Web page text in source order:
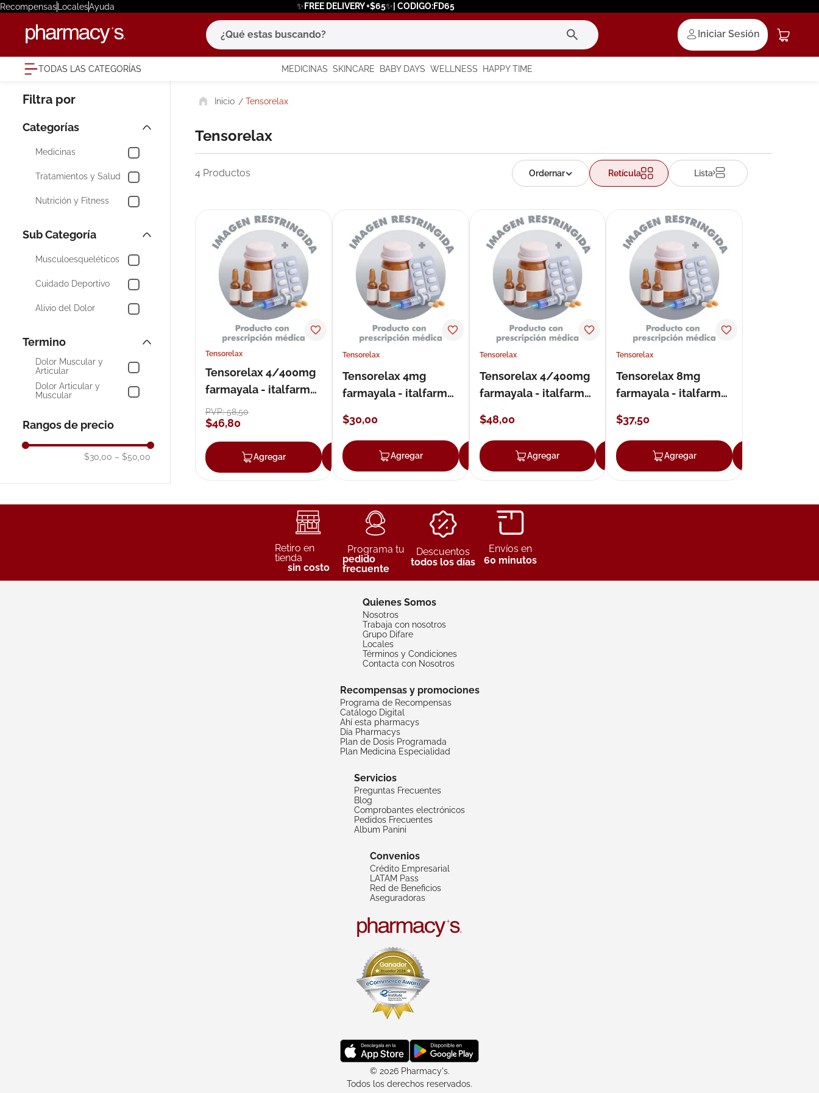
RecompensasLocalesAyuda ✨FREE DELIVERY +$65✨| CODIGO:FD65
¿Qué estas buscando?
Iniciar Sesión
TODAS LAS CATEGORÍAS MEDICINAS SKINCARE BABY DAYS WELLNESS HAPPY TIME
Medicinas
Tratamientos y Salud
Nutrición y Fitness
Musculoesqueléticos
Cuidado Deportivo
Alivio del Dolor
Dolor Muscular y
Articular
Dolor Articular y
Muscular
Rangos de precio
$30,00 – $50,00
Tensorelax
Tensorelax
4 Productos Retícula Lista
Tensorelax
Tensorelax 4/400mg
farmayala - italfarma
sobres forte
PVP:58,50
$46,80
Agregar Agregar
Tensorelax
Tensorelax 4mg
farmayala - italfarma
$30,00
Agregar Agregar
Tensorelax
Tensorelax 4/400mg
farmayala - italfarma
forte
$48,00
Agregar Agregar
Tensorelax
Tensorelax 8mg
farmayala - italfarma
$37,50
Agregar
Retiro en
tienda
sin costo
Programa tu
pedido
frecuente
Descuentos
todos los días
Envíos en
60 minutos
Quienes Somos
Nosotros
Trabaja con nosotros
Grupo Difare
Locales
Términos y Condiciones
Contacta con Nosotros
Recompensas y promociones
Programa de Recompensas
Catálogo Digital
Ahí esta pharmacys
Día Pharmacys
Plan de Dosis Programada
Plan Medicina Especialidad
Servicios
Preguntas Frecuentes
Blog
Comprobantes electrónicos
Pedidos Frecuentes
Album Panini
Convenios
Crédito Empresarial
LATAM Pass
Red de Beneficios
Aseguradoras
© 2026 Pharmacy's.
Todos los derechos reservados.
términos más buscados
1. eucerin
bioderma
6. degraler
7. megacistin
roche posay
9. isdin
neumoflux